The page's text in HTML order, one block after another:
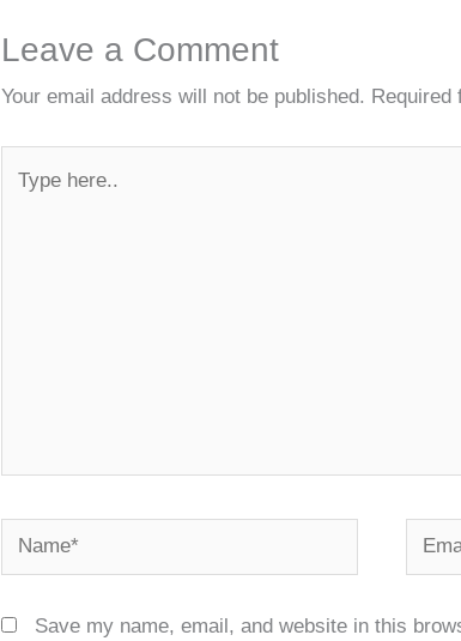
Leave a Comment
Your email address will not be published.
Name* Email*
Save my name, email, and website in this